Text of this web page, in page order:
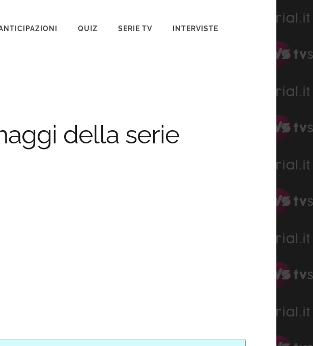
QUIZ SERIE TV INTERVISTE
della serie